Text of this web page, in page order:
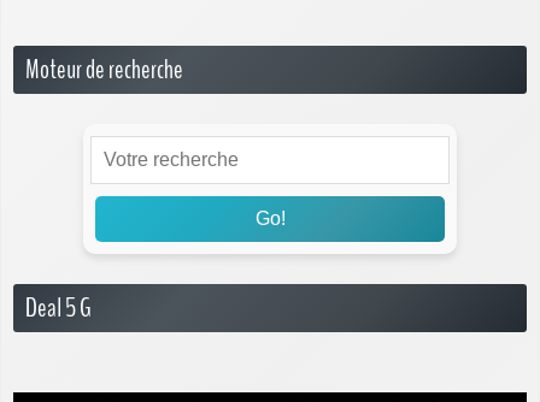
Moteur de recherche
Go!
Deal 5 G